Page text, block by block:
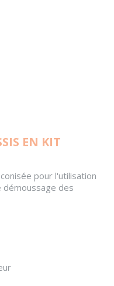
EN KIT
pour l'utilisation
des